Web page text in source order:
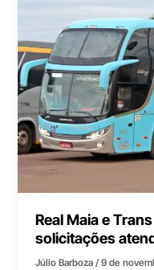
Real Maia e
solicitações
Júlio Barboza/9 de